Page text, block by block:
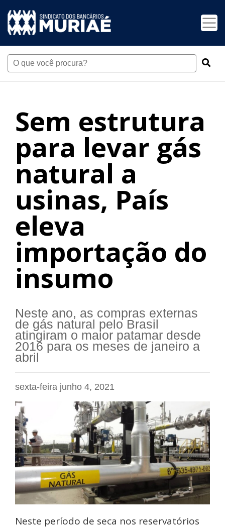
Sem estrutura
para levar gás
natural a
usinas, País
eleva
importação do
insumo
Neste ano, as compras externas
de gás natural pelo Brasil
atingiram o maior patamar desde
2016 para os meses de janeiro a
abril
sexta-feira junho 4, 2021
Neste período de seca nos reservatórios